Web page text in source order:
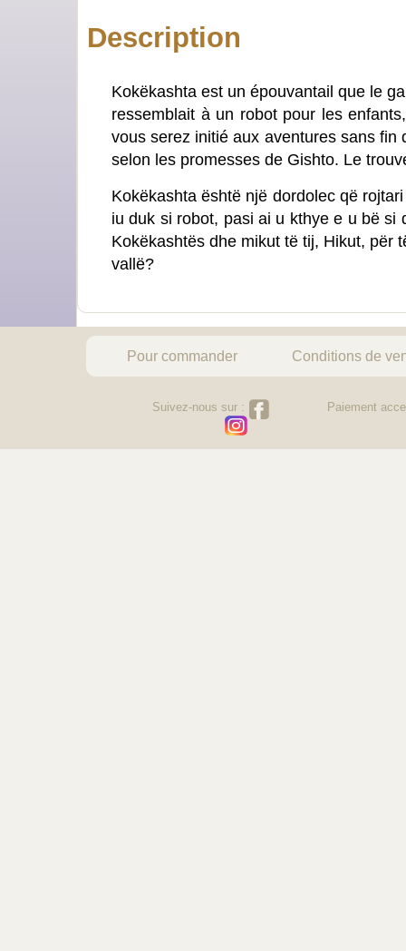
Description
Kokëkashta est un épouvantail que le
ressemblait à un robot pour les
vous serez initié aux aventures sans
selon les promesses de Gishto. Le
Kokëkashta është një dordolec që
iu duk si robot, pasi ai u kthye e u bë
Kokëkashtës dhe mikut të tij, Hikut, për
vallë?
Pour commander Conditions de
Suivez-nous sur : Paiement